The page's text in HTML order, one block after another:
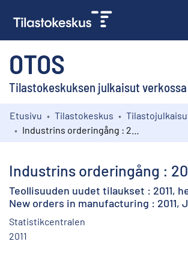
OTOS
Tilastokeskuksen julkaisut verkossa
Kokoelmat
Etusivu Tilastokeskus
Industrins orderingång :
Teollisuuden uudet tilaukset : 2011,
New orders in manufacturing : 2011,
Statistikcentralen
2011